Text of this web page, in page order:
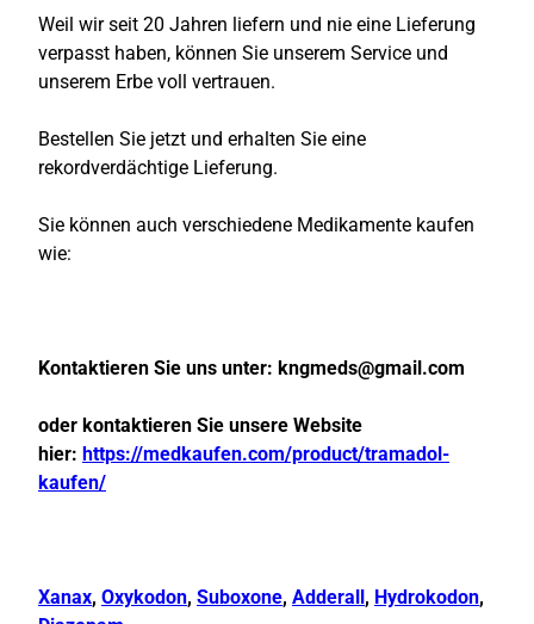
Weil wir seit 20 Jahren liefern und nie eine Lieferung
verpasst haben, können Sie unserem Service und
unserem Erbe voll vertrauen.
Bestellen Sie jetzt und erhalten Sie eine
rekordverdächtige Lieferung.
Sie können auch verschiedene Medikamente kaufen
wie:
Kontaktieren Sie uns unter: kngmeds@gmail.com
oder kontaktieren Sie unsere Website
hier: https://medkaufen.com/product/tramadol-
kaufen/
Xanax, Oxykodon, Suboxone, Adderall , Hydrokodon,